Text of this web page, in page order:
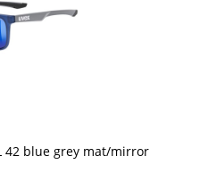
42 blue grey mat/mirror